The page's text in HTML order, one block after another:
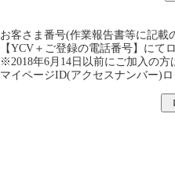
お客さま番号(作業報告書等に記載
【YCV＋ご登録の電話番号】にて
※2018年6月14日以前にご加入の
マイページID(アクセスナンバー)